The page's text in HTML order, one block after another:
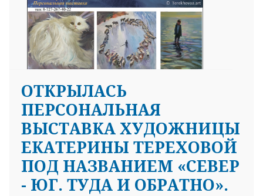
ОТКРЫЛАСЬ
ПЕРСОНАЛЬНАЯ
ВЫСТАВКА ХУДОЖНИЦЫ
ЕКАТЕРИНЫ ТЕРЕХОВОЙ
ПОД НАЗВАНИЕМ «СЕВЕР
- ЮГ. ТУДА И ОБРАТНО».